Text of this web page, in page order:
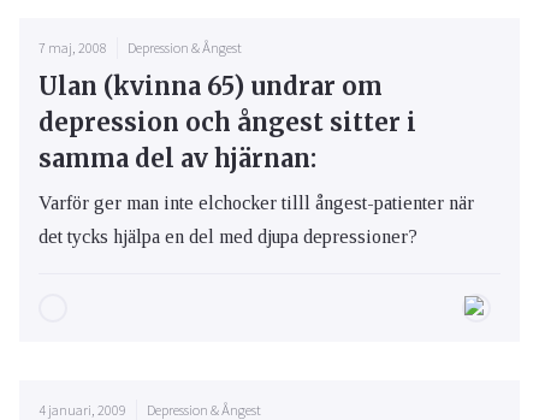
7 maj, 2008 Depression & Ångest
Ulan (kvinna 65) undrar om
depression och ångest sitter i
samma del av hjärnan:
Varför ger man inte elchocker tilll ångest-patienter när
det tycks hjälpa en del med djupa depressioner?
4 januari, 2009 Depression & Ångest